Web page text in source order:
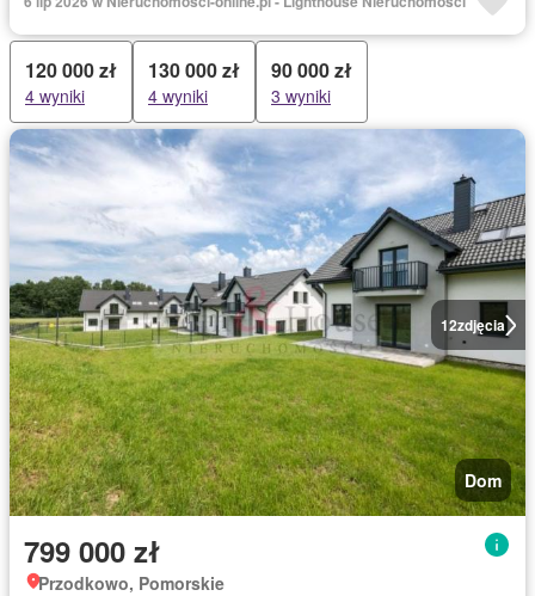
120 000 zł
4 wyniki
130 000 zł
4 wyniki
90 000 zł
3 wyniki
12zdjęcia
Dom
799 000 zł
Przodkowo, Pomorskie